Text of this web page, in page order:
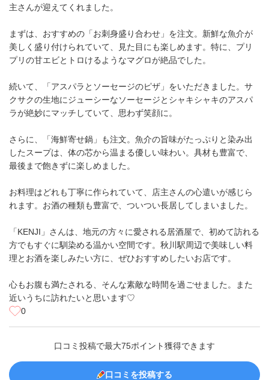
主さんが迎えてくれました。
まずは、おすすめの「お刺身盛り合わせ」を注文。新鮮な魚介が
美しく盛り付けられていて、見た目にも楽しめます。特に、プリ
プリの甘エビとトロけるようなマグロが絶品でした。
続いて、「アスパラとソーセージのピザ」をいただきました。サ
クサクの生地にジューシーなソーセージとシャキシャキのアスパ
ラが絶妙にマッチしていて、思わず笑顔に。
さらに、「海鮮寄せ鍋」も注文。魚介の旨味がたっぷりと染み出
したスープは、体の芯から温まる優しい味わい。具材も豊富で、
最後まで飽きずに楽しめました。
お料理はどれも丁寧に作られていて、店主さんの心遣いが感じら
れます。お酒の種類も豊富で、ついつい長居してしまいました。
「KENJI」さんは、地元の方々に愛される居酒屋で、初めて訪れる
方でもすぐに馴染める温かい空間です。秋川駅周辺で美味しい料
理とお酒を楽しみたい方に、ぜひおすすめしたいお店です。
心もお腹も満たされる、そんな素敵な時間を過ごせました。また
近いうちに訪れたいと思います♡
0
口コミ投稿で最大75ポイント獲得できます
口コミを投稿する